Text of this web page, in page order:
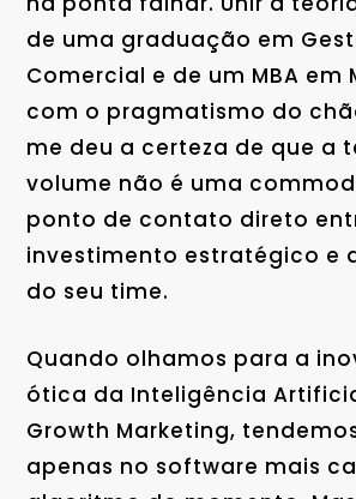
de uma graduação em
Comercial e de um MBA em
com o pragmatismo do
me deu a certeza de que a
volume não é uma
ponto de contato direto
investimento estratégico e
do seu time.
Quando olhamos para a
ótica da Inteligência
Growth Marketing,
apenas no software mais